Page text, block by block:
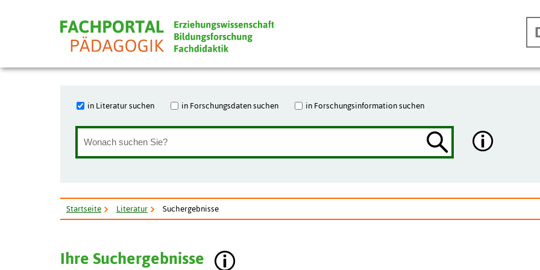
in Literatur suchen in Forschungsdaten suchen in Forschungsinformation suchen
Startseite Literatur Suchergebnisse
Ihre Suchergebnisse